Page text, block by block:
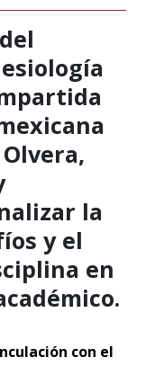
la
y el
en
con el